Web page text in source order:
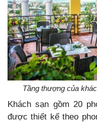
Tầng thượng của
Khách sạn gồm 20
được thiết kế theo